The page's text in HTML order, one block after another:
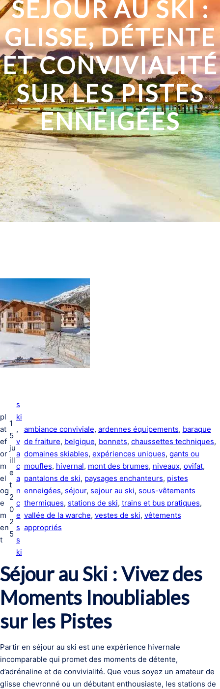
SÉJOUR AU SKI :
GLISSE, DÉTENTE
ET CONVIVIALITÉ
SUR LES PISTES
ENNEIGÉES
pl
at
ef
or
m
el
og
e
m
en
t
1
5
ju
ill
e
t
2
0
2
5
s
ki
v
a
c
a
n
c
e
s
s
ki
ambiance conviviale, ardennes équipements, baraque
de fraiture, belgique, bonnets, chaussettes techniques
domaines skiables, expériences uniques, gants ou
moufles, hivernal, mont des brumes, niveaux, ovifat
pantalons de ski, paysages enchanteurs, pistes
enneigées, séjour, sejour au ski, sous-vêtements
thermiques, stations de ski, trains et bus pratiques
vallée de la warche, vestes de ski, vêtements
appropriés
Séjour au Ski : Vivez des
Moments Inoubliables
sur les Pistes
Partir en séjour au ski est une expérience hivernale
incomparable qui promet des moments de détente,
d’adrénaline et de convivialité. Que vous soyez un amateur de
glisse chevronné ou un débutant enthousiaste, les stations de